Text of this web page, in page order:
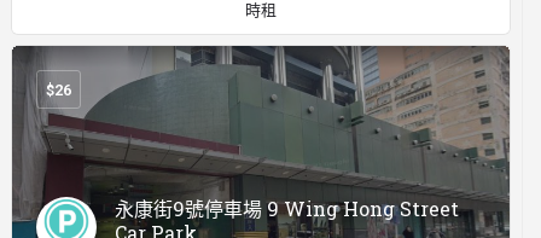
時租
永康街9號停車場 9 Wing Hong Street
Car Park
$26